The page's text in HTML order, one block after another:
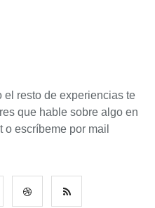
el resto de experiencias te
que hable sobre algo en
escríbeme por mail